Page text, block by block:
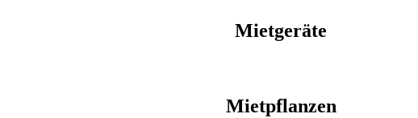
Mietgeräte
Mietpflanzen